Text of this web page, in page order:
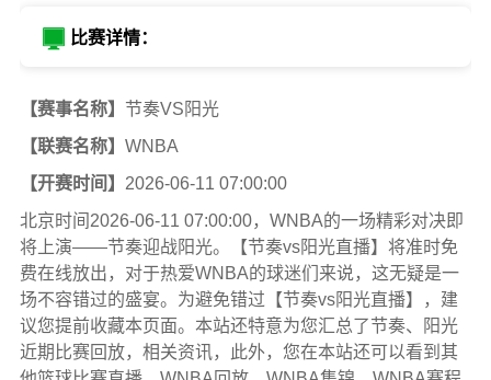
比赛详情：
【赛事名称】 节奏VS阳光
【联赛名称】 WNBA
【开赛时间】 2026-06-11 07:00:00
北京时间2026-06-11 07:00:00，WNBA的一场精彩对决即
将上演——节奏迎战阳光。【节奏vs阳光直播】将准时免
费在线放出，对于热爱WNBA的球迷们来说，这无疑是一
场不容错过的盛宴。为避免错过【节奏vs阳光直播】，建
议您提前收藏本页面。本站还特意为您汇总了节奏、阳光
近期比赛回放，相关资讯，此外，您在本站还可以看到其